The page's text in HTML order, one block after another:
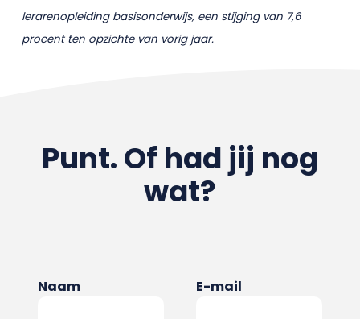
lerarenopleiding basisonderwijs, een stijging van 7,6
procent ten opzichte van vorig jaar.
Punt. Of had jij nog
wat?
Naam E-mail